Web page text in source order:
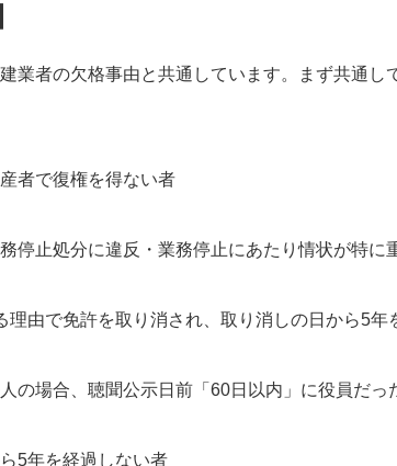
業者の欠格事由と共通しています。まず共通し
者で復権を得ない者
停止処分に違反・業務停止にあたり情状が特に
理由で免許を取り消され、取り消しの日から5年
場合、聴聞公示日前「60日以内」に役員だっ
5年を経過しない者